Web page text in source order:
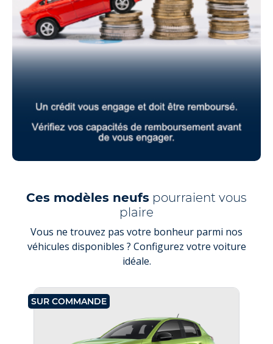
Ces modèles neufs pourraient vous
plaire
Vous ne trouvez pas votre bonheur parmi nos
véhicules disponibles ? Configurez votre voiture
idéale.
SUR COMMANDE